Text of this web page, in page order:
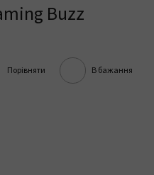
Buzz
Порівняти В бажання